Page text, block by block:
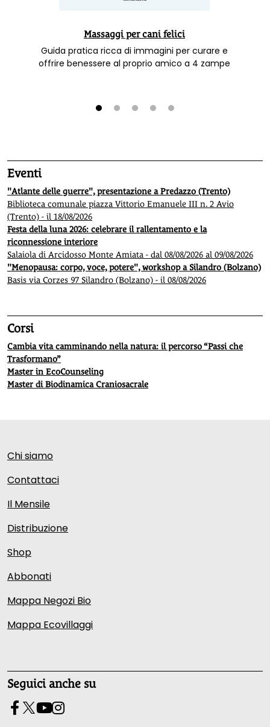
Massaggi per cani felici
Guida pratica ricca di immagini per curare e
offrire benessere al proprio amico a 4 zampe
Eventi
"Atlante delle guerre", presentazione a Predazzo (Trento)
Biblioteca comunale piazza Vittorio Emanuele III n. 2 Avio
(Trento) - il 18/08/2026
Festa della luna 2026: celebrare il rallentamento e la
riconnessione interiore
Salaiola di Arcidosso Monte Amiata - dal 08/08/2026 al 09/08/2026
"Menopausa: corpo, voce, potere", workshop a Silandro (Bolzano)
Basis via Corzes 97 Silandro (Bolzano) - il 08/08/2026
Corsi
Cambia vita camminando nella natura: il percorso “Passi che
Trasformano”
Master in EcoCounseling
Master di Biodinamica Craniosacrale
Chi siamo
Contattaci
Il Mensile
Distribuzione
Shop
Abbonati
Mappa Negozi Bio
Mappa Ecovillaggi
Seguici anche su